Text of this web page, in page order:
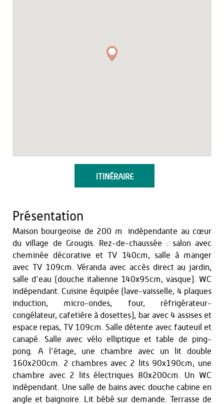
ITINÉRAIRE
Présentation
Maison bourgeoise de 200 m² indépendante au cœur
du village de Grougis. Rez-de-chaussée : salon avec
cheminée décorative et TV 140cm, salle à manger
avec TV 109cm. Véranda avec accès direct au jardin,
salle d'eau (douche italienne 140x95cm, vasque). WC
indépendant. Cuisine équipée (lave-vaisselle, 4 plaques
induction, micro-ondes, four, réfrigérateur-
congélateur, cafetière à dosettes), bar avec 4 assises et
espace repas, TV 109cm. Salle détente avec fauteuil et
canapé. Salle avec vélo elliptique et table de ping-
pong. A l'étage, une chambre avec un lit double
160x200cm. 2 chambres avec 2 lits 90x190cm, une
chambre avec 2 lits électriques 80x200cm. Un WC
indépendant. Une salle de bains avec douche cabine en
angle et baignoire. Lit bébé sur demande. Terrasse de